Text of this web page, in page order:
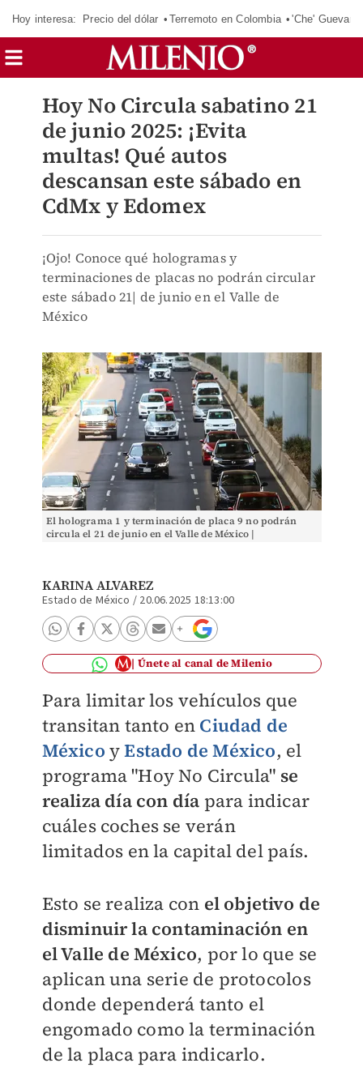
Hoy interesa: Precio del dólar Terremoto en Colombia 'Che' Guevara
Hoy No Circula sabatino 21
de junio 2025: ¡Evita
multas! Qué autos
descansan este sábado en
CdMx y Edomex
¡Ojo! Conoce qué hologramas y
terminaciones de placas no podrán circular
este sábado 21| de junio en el Valle de
México
El holograma 1 y terminación de placa 9 no podrán
circula el 21 de junio en el Valle de México |
KARINA ALVAREZ
Estado de México / 20.06.2025 18:13:00
Únete al canal de Milenio
Para limitar los vehículos que
transitan tanto en Ciudad de
México yEstado de México, el
programa "Hoy No Circula" se
realiza día con día para indicar
cuáles coches se verán
limitados en la capital del país.
Esto se realiza con el objetivo de
disminuir la contaminación en
el Valle de México, por lo que se
aplican una serie de protocolos
donde dependerá tanto el
engomado como la terminación
de la placa para indicarlo.